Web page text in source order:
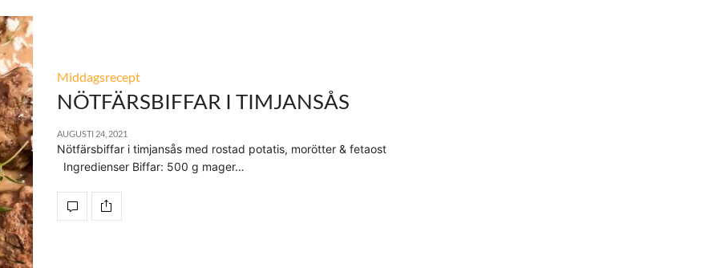
Middagsrecept
NÖTFÄRSBIFFAR I TIMJANSÅS
AUGUSTI 24, 2021
Nötfärsbiffar i timjansås med rostad potatis, morötter & fetaost
Ingredienser Biffar: 500 g mager…